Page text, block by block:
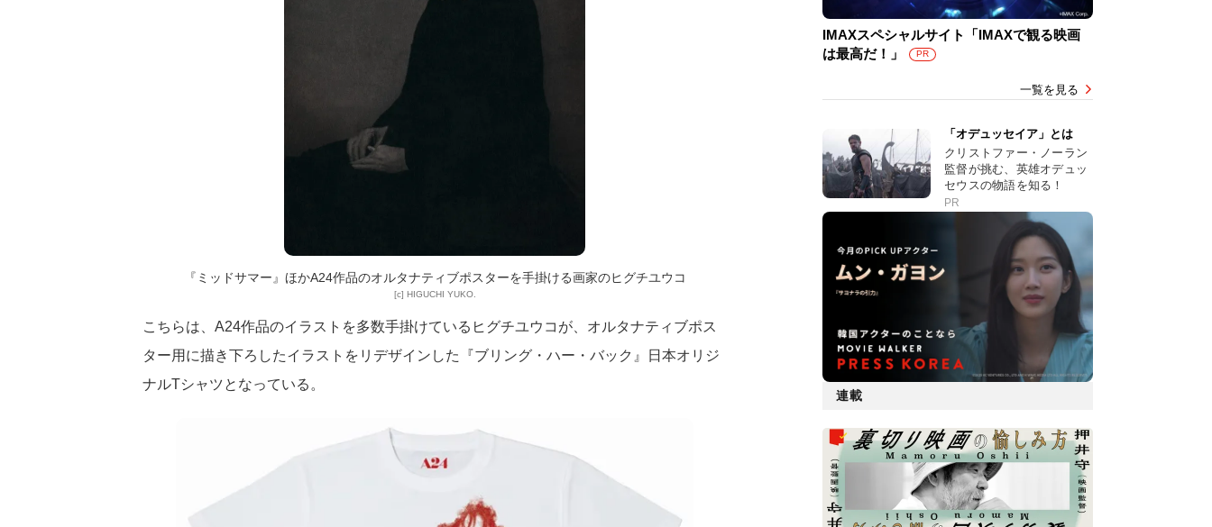
『ミッドサマー』ほかA24作品のオルタナティブポスターを手掛ける画家のヒグチユウコ
[c] HIGUCHI YUKO.
こちらは、A24作品のイラストを多数手掛けているヒグチユウコが、オルタナティブポス
ター用に描き下ろしたイラストをリデザインした『ブリング・ハー・バック』日本オリジ
ナルTシャツとなっている。
IMAXスペシャルサイト「IMAXで観る映画
は最高だ！」
PR
一覧を見る
「オデュッセイア」とは
クリストファー・ノーラン
監督が挑む、英雄オデュッ
セウスの物語を知る！
PR
連載